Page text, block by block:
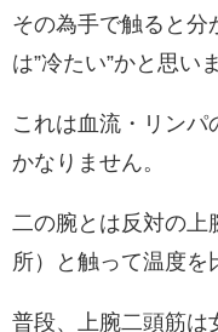
その為手で触ると分
は”冷たい”かと思い
これは血流・リンパ
かなりません。
二の腕とは反対の上
所）と触って温度を
普段、上腕二頭筋は